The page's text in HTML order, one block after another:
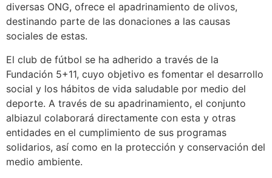
diversas ONG, ofrece el apadrinamiento de olivos,
destinando parte de las donaciones a las causas
sociales de estas.
El club de fútbol se ha adherido a través de la
Fundación 5+11, cuyo objetivo es fomentar el desarrollo
social y los hábitos de vida saludable por medio del
deporte. A través de su apadrinamiento, el conjunto
albiazul colaborará directamente con esta y otras
entidades en el cumplimiento de sus programas
solidarios, así como en la protección y conservación del
medio ambiente.